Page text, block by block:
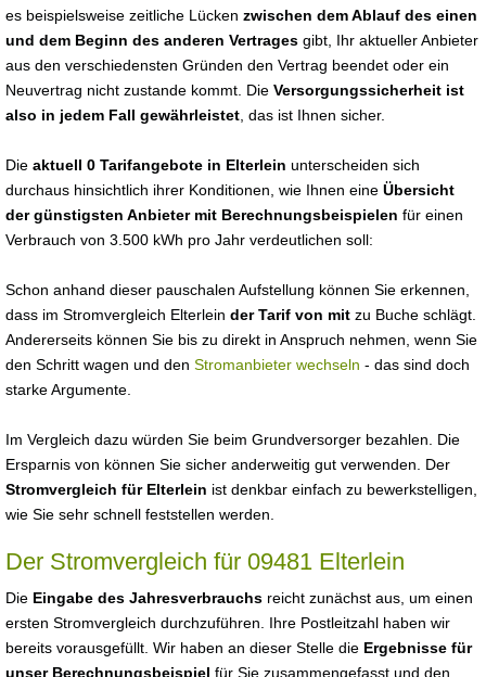
es beispielsweise zeitliche Lücken zwischen dem Ablauf des einen
und dem Beginn des anderen Vertrages gibt, Ihr aktueller Anbieter
aus den verschiedensten Gründen den Vertrag beendet oder ein
Neuvertrag nicht zustande kommt. Die Versorgungssicherheit ist
also in jedem Fall gewährleistet , das ist Ihnen sicher.
Die aktuell 0 Tarifangebote in Elterlein unterscheiden sich
durchaus hinsichtlich ihrer Konditionen, wie Ihnen eine Übersicht
der günstigsten Anbieter mit Berechnungsbeispielen für einen
Verbrauch von 3.500 kWh pro Jahr verdeutlichen soll:
Schon anhand dieser pauschalen Aufstellung können Sie erkennen,
dass im Stromvergleich Elterlein der Tarif von mit zu Buche schlägt.
Andererseits können Sie bis zu direkt in Anspruch nehmen, wenn Sie
den Schritt wagen und den Stromanbieter wechseln - das sind doch
starke Argumente.
Im Vergleich dazu würden Sie beim Grundversorger bezahlen. Die
Ersparnis von können Sie sicher anderweitig gut verwenden. Der
Stromvergleich für Elterlein ist denkbar einfach zu bewerkstelligen,
wie Sie sehr schnell feststellen werden.
Der Stromvergleich für 09481 Elterlein
Die Eingabe des Jahresverbrauchs reicht zunächst aus, um einen
ersten Stromvergleich durchzuführen. Ihre Postleitzahl haben wir
bereits vorausgefüllt. Wir haben an dieser Stelle die Ergebnisse für
unser Berechnungsbeispiel für Sie zusammengefasst und den